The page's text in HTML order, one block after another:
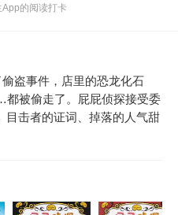
的阅读打卡
盗事件，店里的恐龙化石
被偷走了。屁屁侦探接受委
目击者的证词、掉落的人气甜